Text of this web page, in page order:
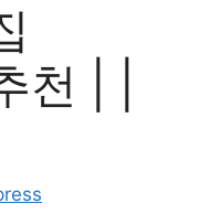
천 | |